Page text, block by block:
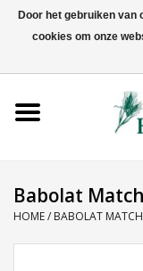
Tenniskleding
Babolat
HOME/ BABOLAT
Door het gebruiken van
cookies om onze